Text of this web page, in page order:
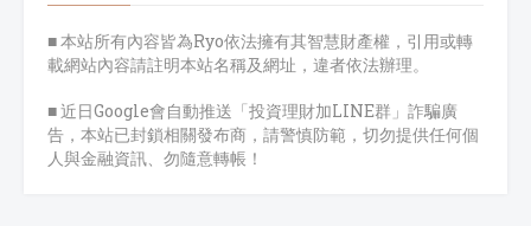
■ 本站所有內容皆為Ryo依法擁有其智慧財產權，引用或轉
載網站內容請註明本站名稱及網址，違者依法辦理。
■ 近日Google會自動推送「投資理財加LINE群」詐騙廣
告，本站已封鎖相關發布商，請警慎防範，切勿提供任何個
人與金融資訊、勿隨意轉帳！